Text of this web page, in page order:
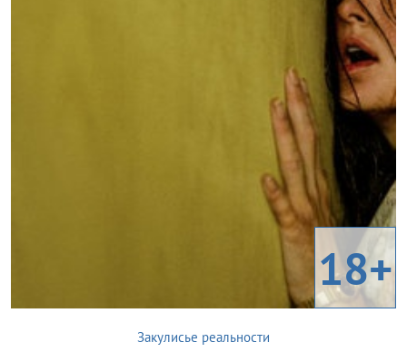
18+
Закулисье реальности